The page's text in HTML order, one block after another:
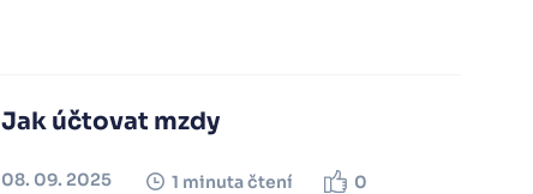
Jak účtovat mzdy
08. 09. 2025 1 minuta čtení 0